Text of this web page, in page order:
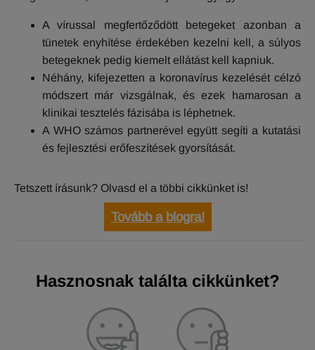
A vírussal megfertőződött betegeket azonban a
tünetek enyhítése érdekében kezelni kell, a súlyos
betegeknek pedig kiemelt ellátást kell kapniuk.
Néhány, kifejezetten a koronavírus kezelését célzó
módszert már vizsgálnak, és ezek hamarosan a
klinikai tesztelés fázisába is léphetnek.
A WHO számos partnerével együtt segíti a kutatási
és fejlesztési erőfeszítések gyorsítását.
Tetszett írásunk? Olvasd el a többi cikkünket is!
Tovább a blogra!
Hasznosnak találta cikkünket?